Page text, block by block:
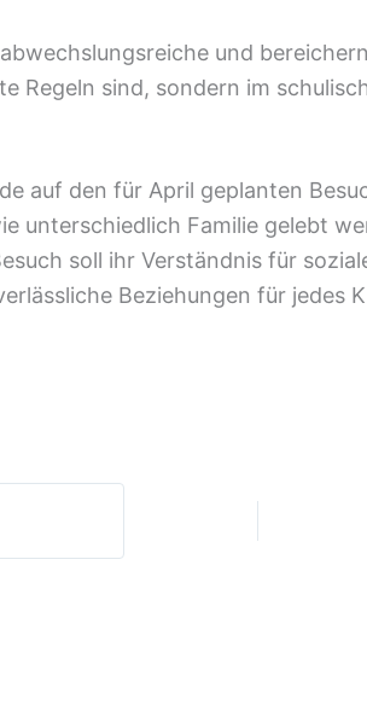
und
Regeln sind, sondern im
auf den für April geplanten
unterschiedlich Familie gelebt
soll ihr Verständnis für
Beziehungen für jedes